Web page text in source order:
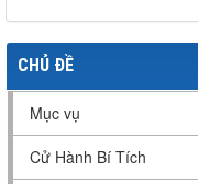
CHỦ ĐỀ
Mục vụ
Cử Hành Bí Tích